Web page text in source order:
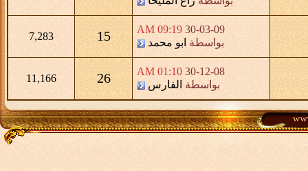
30-03-09
09:19 AM
بواسطة ابو محمد 15
7,283
30-12-08
01:10 AM
بواسطة الفارس 26
11,166